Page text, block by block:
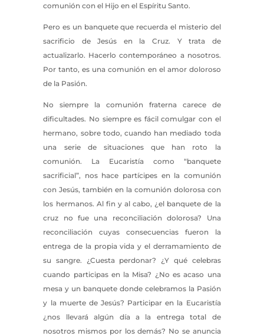
comunión con el Hijo en el Espíritu Santo.
Pero es un banquete que recuerda el misterio del
sacrificio de Jesús en la Cruz. Y trata de
actualizarlo. Hacerlo contemporáneo a nosotros.
Por tanto, es una comunión en el amor doloroso
de la Pasión.
No siempre la comunión fraterna carece de
dificultades. No siempre es fácil comulgar con el
hermano, sobre todo, cuando han mediado toda
una serie de situaciones que han roto la
comunión. La Eucaristía como “banquete
sacrificial”, nos hace partícipes en la comunión
con Jesús, también en la comunión dolorosa con
los hermanos. Al fin y al cabo, ¿el banquete de la
cruz no fue una reconciliación dolorosa? Una
reconciliación cuyas consecuencias fueron la
entrega de la propia vida y el derramamiento de
su sangre. ¿Cuesta perdonar? ¿Y qué celebras
cuando participas en la Misa? ¿No es acaso una
mesa y un banquete donde celebramos la Pasión
y la muerte de Jesús? Participar en la Eucaristía
¿nos llevará algún día a la entrega total de
nosotros mismos por los demás? No se anuncia